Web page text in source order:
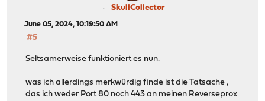
SkullCollector
June 05, 2024, 10:19:50 AM
#5
Seltsamerweise funktioniert es nun.
was ich allerdings merkwürdig finde ist die Tatsache ,
das ich weder Port 80 noch 443 an meinen Reverseprox